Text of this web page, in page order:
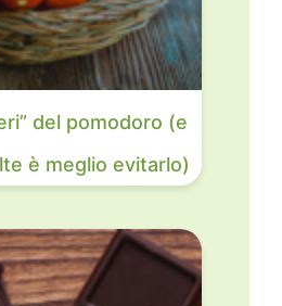
del pomodoro (e
è meglio evitarlo)